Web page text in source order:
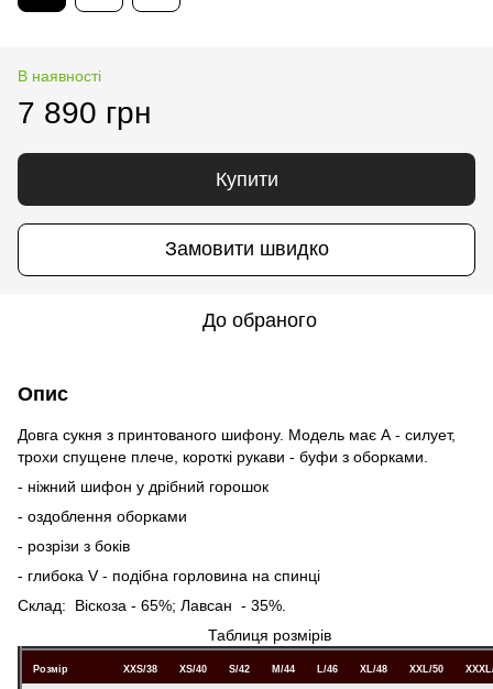
В наявності
7 890 грн
Купити
Замовити швидко
До обраного
Опис
Довга сукня з принтованого шифону. Модель має А - силует,
трохи спущене плече, короткі рукави - буфи з оборками.
- ніжний шифон у дрібний горошок
- оздоблення оборками
- розрізи з боків
- глибока V - подібна горловина на спинці
Склад: Віскоза - 65%; Лавсан - 35%.
Таблиця розмірів
Розмір XXS/38 XS/40 S/42 M/44 L/46 XL/48 XXL/50